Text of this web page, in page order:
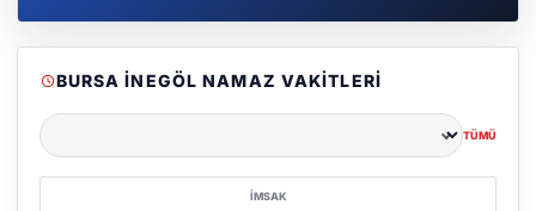
BURSA İNEGÖL NAMAZ VAKITLERI
Şehir seçin
TÜMÜ
İMSAK